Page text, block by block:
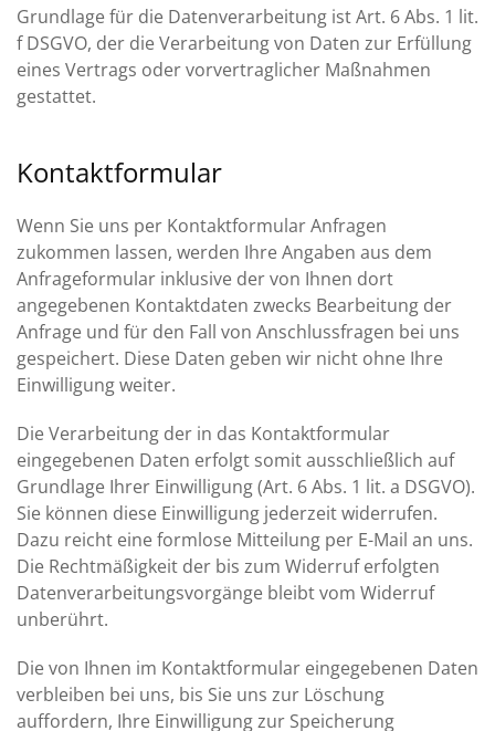
Grundlage für die Datenverarbeitung ist Art. 6 Abs. 1 lit.
f DSGVO, der die Verarbeitung von Daten zur Erfüllung
eines Vertrags oder vorvertraglicher Maßnahmen
gestattet.
Kontaktformular
Wenn Sie uns per Kontaktformular Anfragen
zukommen lassen, werden Ihre Angaben aus dem
Anfrageformular inklusive der von Ihnen dort
angegebenen Kontaktdaten zwecks Bearbeitung der
Anfrage und für den Fall von Anschlussfragen bei uns
gespeichert. Diese Daten geben wir nicht ohne Ihre
Einwilligung weiter.
Die Verarbeitung der in das Kontaktformular
eingegebenen Daten erfolgt somit ausschließlich auf
Grundlage Ihrer Einwilligung (Art. 6 Abs. 1 lit. a DSGVO).
Sie können diese Einwilligung jederzeit widerrufen.
Dazu reicht eine formlose Mitteilung per E-Mail an uns.
Die Rechtmäßigkeit der bis zum Widerruf erfolgten
Datenverarbeitungsvorgänge bleibt vom Widerruf
unberührt.
Die von Ihnen im Kontaktformular eingegebenen Daten
verbleiben bei uns, bis Sie uns zur Löschung
auffordern, Ihre Einwilligung zur Speicherung